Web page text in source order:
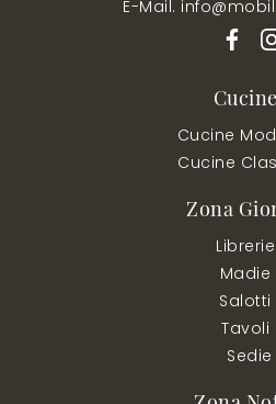
E-Mail.
Cucine
Cucine
Cucine
Zona
Librerie
Madie
Salotti
Tavoli
Sedie